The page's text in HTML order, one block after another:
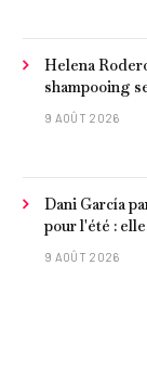
Helena
shampooing
pointes, est
9 AOÛT 2026
Dani García
pour l'été :
concombre et
9 AOÛT 2026